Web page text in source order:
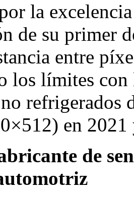
la
de su primer
entre
los límites
refrigerados
en 2021
de